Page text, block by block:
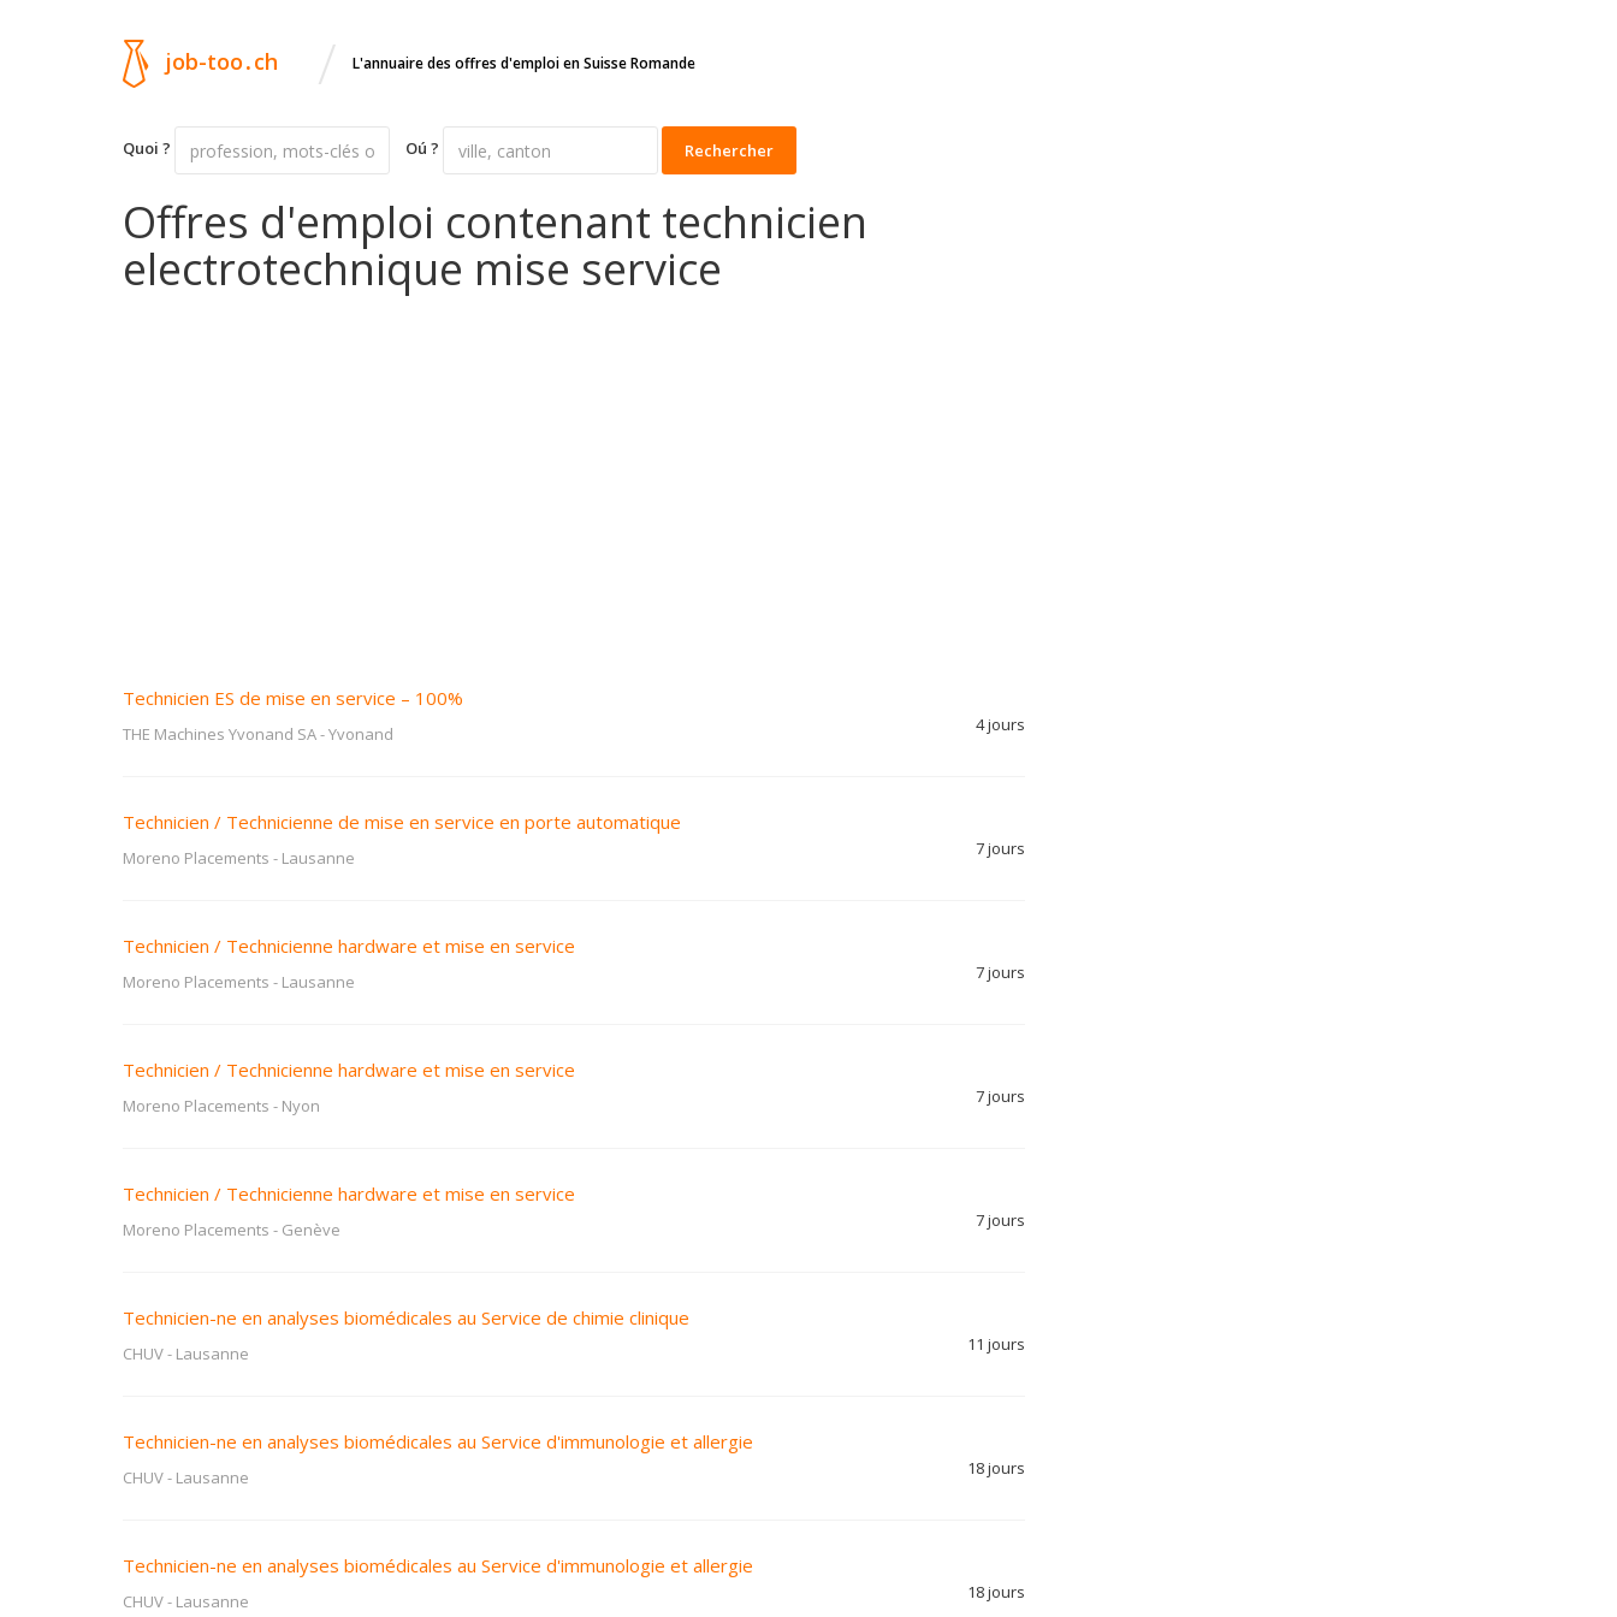
job-too.ch / L'annuaire des offres d'emploi en Suisse Romande
Quoi ? Oú ? Rechercher
Offres d'emploi contenant technicien
electrotechnique mise service
Technicien ES de mise en service – 100%
THE Machines Yvonand SA-Yvonand 4 jours
Technicien / Technicienne de mise en service en porte automatique
Moreno Placements - Lausanne 7 jours
Technicien / Technicienne hardware et mise en service
Moreno Placements - Lausanne 7 jours
Technicien / Technicienne hardware et mise en service
Moreno Placements - Nyon 7 jours
Technicien / Technicienne hardware et mise en service
Moreno Placements - Genève 7 jours
Technicien-ne en analyses biomédicales au Service de chimie clinique
CHUV- Lausanne 11 jours
Technicien-ne en analyses biomédicales au Service d'immunologie et allergie
CHUV- Lausanne 18 jours
Technicien-ne en analyses biomédicales au Service d'immunologie et allergie
CHUV- Lausanne 18 jours